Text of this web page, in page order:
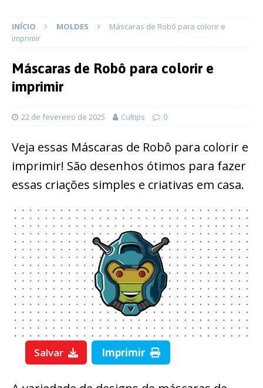
INÍCIO MOLDES
Máscaras de Robô para colorir e
imprimir
Máscaras de Robô para colorir e
imprimir
22 de fevereiro de 2025 Cultips 0
Veja essas Máscaras de Robô para colorir e
imprimir! São desenhos ótimos para fazer
essas criações simples e criativas em casa.
Salvar Imprimir